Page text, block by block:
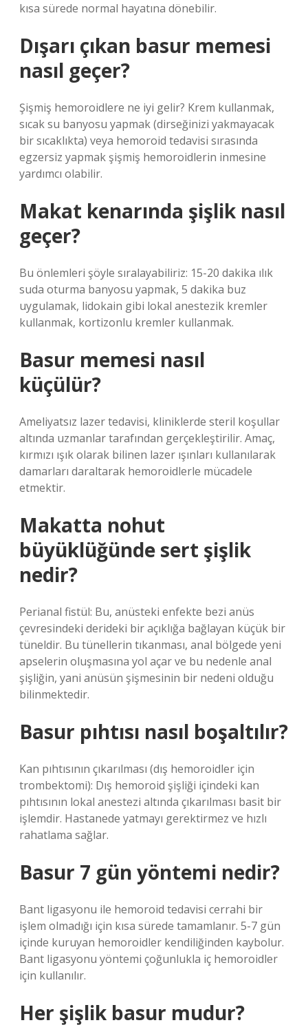
kısa sürede normal hayatına dönebilir.
Dışarı çıkan basur memesi
nasıl geçer?
Şişmiş hemoroidlere ne iyi gelir? Krem kullanmak,
sıcak su banyosu yapmak (dirseğinizi yakmayacak
bir sıcaklıkta) veya hemoroid tedavisi sırasında
egzersiz yapmak şişmiş hemoroidlerin inmesine
yardımcı olabilir.
Makat kenarında şişlik nasıl
geçer?
Bu önlemleri şöyle sıralayabiliriz: 15-20 dakika ılık
suda oturma banyosu yapmak, 5 dakika buz
uygulamak, lidokain gibi lokal anestezik kremler
kullanmak, kortizonlu kremler kullanmak.
Basur memesi nasıl
küçülür?
Ameliyatsız lazer tedavisi, kliniklerde steril koşullar
altında uzmanlar tarafından gerçekleştirilir. Amaç,
kırmızı ışık olarak bilinen lazer ışınları kullanılarak
damarları daraltarak hemoroidlerle mücadele
etmektir.
Makatta nohut
büyüklüğünde sert şişlik
nedir?
Perianal fistül: Bu, anüsteki enfekte bezi anüs
çevresindeki derideki bir açıklığa bağlayan küçük bir
tüneldir. Bu tünellerin tıkanması, anal bölgede yeni
apselerin oluşmasına yol açar ve bu nedenle anal
şişliğin, yani anüsün şişmesinin bir nedeni olduğu
bilinmektedir.
Basur pıhtısı nasıl boşaltılır?
Kan pıhtısının çıkarılması (dış hemoroidler için
trombektomi): Dış hemoroid şişliği içindeki kan
pıhtısının lokal anestezi altında çıkarılması basit bir
işlemdir. Hastanede yatmayı gerektirmez ve hızlı
rahatlama sağlar.
Basur 7 gün yöntemi nedir?
Bant ligasyonu ile hemoroid tedavisi cerrahi bir
işlem olmadığı için kısa sürede tamamlanır. 5-7 gün
içinde kuruyan hemoroidler kendiliğinden kaybolur.
Bant ligasyonu yöntemi çoğunlukla iç hemoroidler
için kullanılır.
Her şişlik basur mudur?